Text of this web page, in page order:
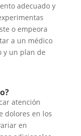
adecuado y
o empeora
a un médico
y un plan de
atención
dolores en los
en